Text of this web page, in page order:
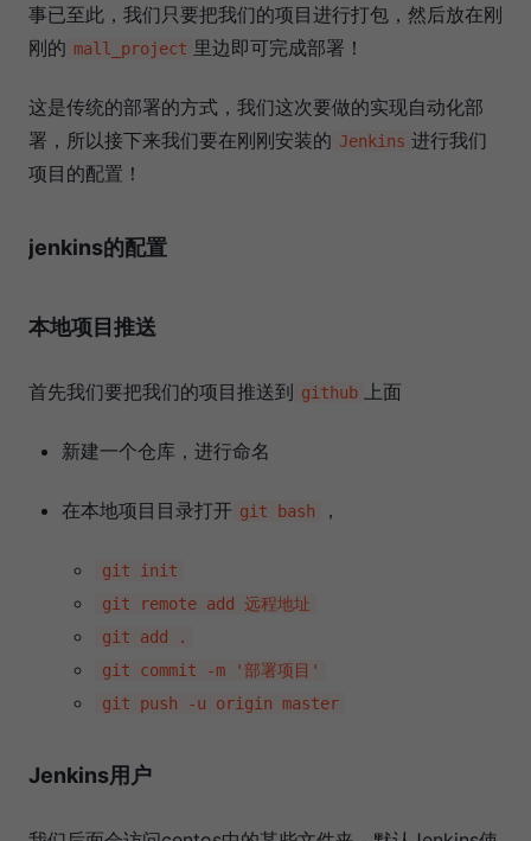
事已至此，我们只要把我们的项目进行打包，然后放在刚
刚的 mall_project 里边即可完成部署！
这是传统的部署的方式，我们这次要做的实现自动化部
署，所以接下来我们要在刚刚安装的 Jenkins 进行我们
项目的配置！
jenkins的配置
本地项目推送
首先我们要把我们的项目推送到 github 上面
新建一个仓库，进行命名
在本地项目目录打开 git bash ，
git init
git remote add 远程地址
git add .
git commit -m '部署项目'
git push -u origin master
Jenkins用户